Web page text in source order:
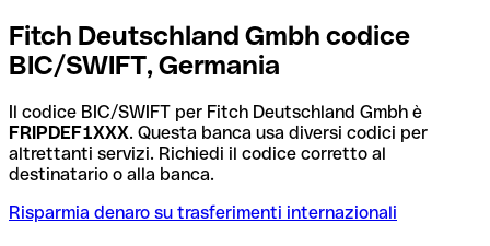
Fitch Deutschland Gmbh codice
BIC/SWIFT, Germania
Il codice BIC/SWIFT per Fitch Deutschland Gmbh è
FRIPDEF1XXX. Questa banca usa diversi codici per
altrettanti servizi. Richiedi il codice corretto al
destinatario o alla banca.
Risparmia denaro su trasferimenti internazionali